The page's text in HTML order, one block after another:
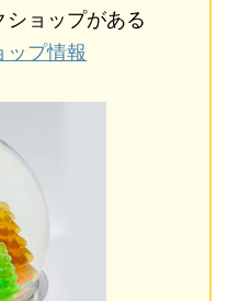
ショップがある
ップ情報